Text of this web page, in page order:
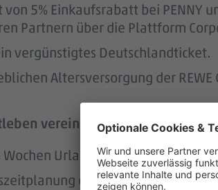
5% Einkaufsrabatt bei PENNY
Partnern über die Plattform
vergünstigtes Deutschlandticket.
Altersversorgung der
vereinbaren – das
Urlaub pro Jahr.
erfolgt in der Regel 2